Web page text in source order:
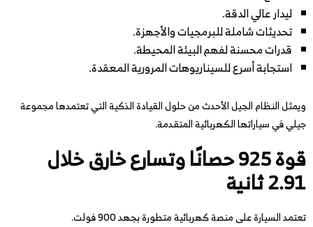
ليدار عالي الدقة.
تحديثات شاملة للبرمجيات والأجهزة.
قدرات محسنة لفهم البيئة المحيطة.
استجابة أسرع للسيناريوهات المرورية المعقدة.
ويمثل النظام الجيل الأحدث من حلول القيادة الذكية التي تعتمدها مجموعة
جيلي في سياراتها الكهربائية المتقدمة.
قوة 925 حصانًا وتسارع خارق خلال
2.91 ثانية
تعتمد السيارة على منصة كهربائية متطورة بجهد 900 فولت.